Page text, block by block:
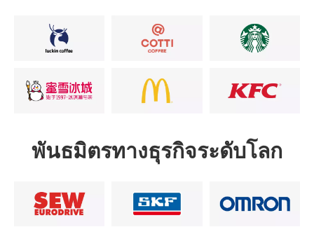
พันธมิตรทางธุรกิจระดับโลก